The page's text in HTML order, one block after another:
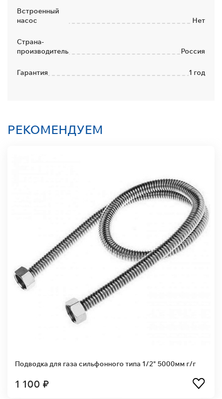
Встроенный
насос
Нет
Страна-
производитель
Россия
Гарантия 1 год
РЕКОМЕНДУЕМ
Подводка для газа сильфонного типа 1/2" 5000мм г/г
1 100 ₽